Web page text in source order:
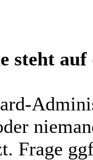
steht
Frage